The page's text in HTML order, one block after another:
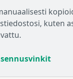
kuten